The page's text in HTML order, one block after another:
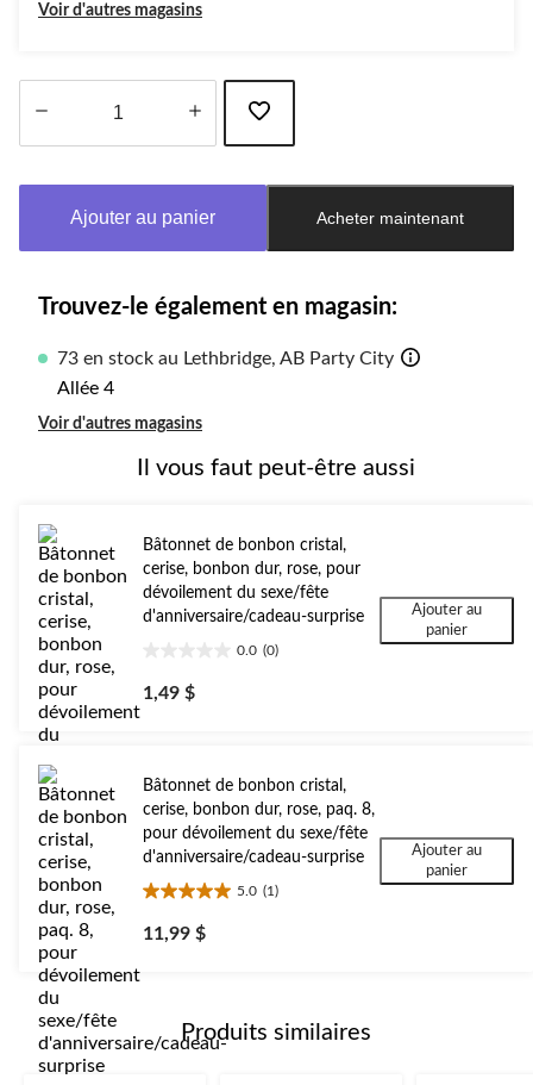
Voir d'autres magasins
à
Ajouter au panier Acheter maintenant
Trouvez-le également en magasin:
73 en stock au Lethbridge, AB Party City
Allée 4
Voir d'autres magasins
Il vous faut peut-être aussi
Bâtonnet de bonbon cristal,
cerise, bonbon dur, rose, pour
dévoilement du sexe/fête
d'anniversaire/cadeau-surprise
0.0 (0)
étoile(s)
sur
1,49 $
Ajouter au
panier
Bâtonnet de bonbon cristal,
cerise, bonbon dur, rose, paq. 8,
pour dévoilement du sexe/fête
d'anniversaire/cadeau-surprise
5.0 (1)
5.0
étoile(s)
sur
11,99 $
Ajouter au
panier
Produits similaires